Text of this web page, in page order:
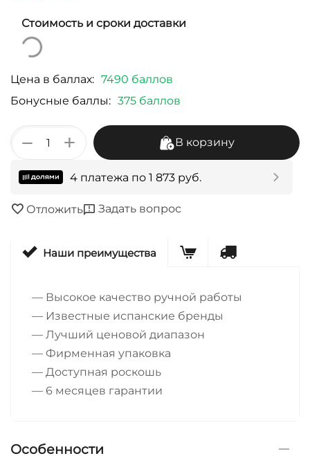
Стоимость и сроки доставки
Цена в баллах: 7490 баллов
Бонусные баллы: 375 баллов
+
− В корзину
4 платежа по 1 873 руб.
Отложить Задать вопрос
Наши преимущества
— Высокое качество ручной работы
— Известные испанские бренды
— Лучший ценовой диапазон
— Фирменная упаковка
— Доступная роскошь
— 6 месяцев гарантии
Особенности